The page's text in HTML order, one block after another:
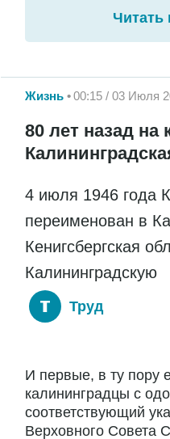
Читать
Жизнь 00:15 / 03 Июля
80 лет назад на
4 июля 1946 года
переименован в
Кенигсбергская
Калининградскую
Труд
И первые, в ту пору
калининградцы с
соответствующий
Верховного Совета